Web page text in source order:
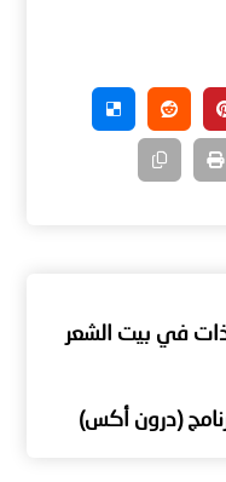
في بيت الشعر
(درون أكس)